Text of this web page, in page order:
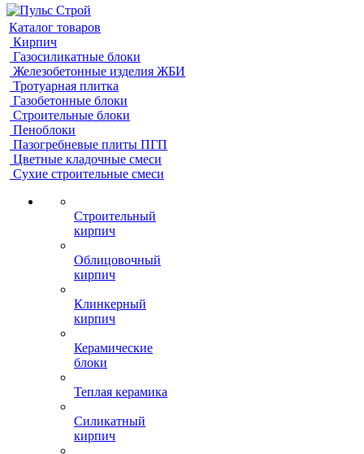
Каталог товаров
Кирпич
Газосиликатные блоки
Железобетонные изделия ЖБИ
Тротуарная плитка
Газобетонные блоки
Строительные блоки
Пеноблоки
Пазогребневые плиты ПГП
Цветные кладочные смеси
Сухие строительные смеси
Строительный
кирпич
Облицовочный
кирпич
Клинкерный
кирпич
Керамические
блоки
Теплая керамика
Силикатный
кирпич